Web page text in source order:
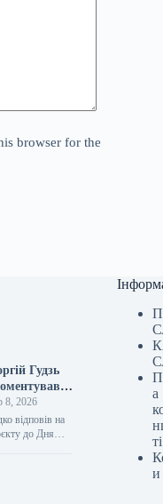
browser for the
Гудзь
від
8, 2026
відповів на
до Дня
а
ті
и